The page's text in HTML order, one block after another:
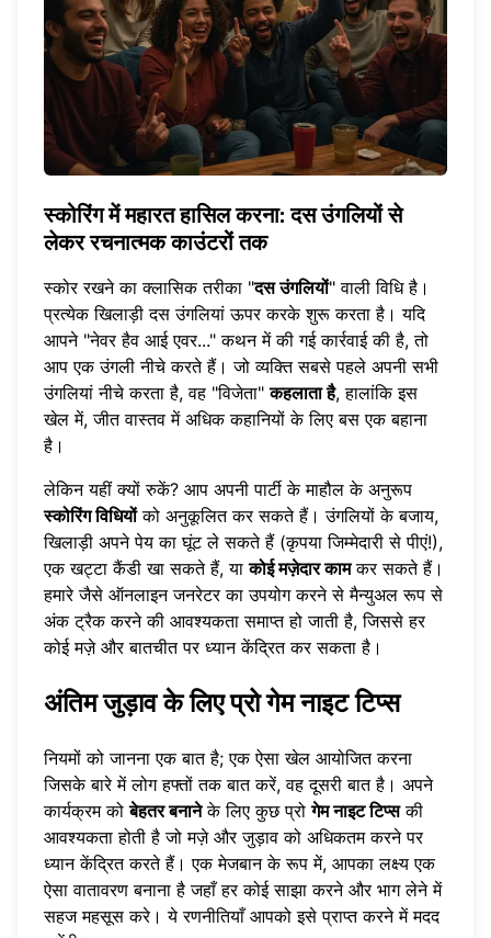
स्कोरिंग में महारत हासिल करना: दस उंगलियों से
लेकर रचनात्मक काउंटरों तक
स्कोर रखने का क्लासिक तरीका "दस उंगलियों" वाली विधि है।
प्रत्येक खिलाड़ी दस उंगलियां ऊपर करके शुरू करता है। यदि
आपने "नेवर हैव आई एवर..." कथन में की गई कार्रवाई की है, तो
आप एक उंगली नीचे करते हैं। जो व्यक्ति सबसे पहले अपनी सभी
उंगलियां नीचे करता है, वह "विजेता"कहलाता है, हालांकि इस
खेल में, जीत वास्तव में अधिक कहानियों के लिए बस एक बहाना
है।
लेकिन यहीं क्यों रुकें? आप अपनी पार्टी के माहौल के अनुरूप
स्कोरिंग विधियोंको अनुकूलित कर सकते हैं। उंगलियों के बजाय,
खिलाड़ी अपने पेय का घूंट ले सकते हैं (कृपया जिम्मेदारी से पीएं!),
एक खट्टा कैंडी खा सकते हैं, याकोई मज़ेदार कामकर सकते हैं।
हमारे जैसे ऑनलाइन जनरेटर का उपयोग करने से मैन्युअल रूप से
अंक ट्रैक करने की आवश्यकता समाप्त हो जाती है, जिससे हर
कोई मज़े और बातचीत पर ध्यान केंद्रित कर सकता है।
अंतिम जुड़ाव के लिए प्रो गेम नाइट टिप्स
नियमों को जानना एक बात है; एक ऐसा खेल आयोजित करना
जिसके बारे में लोग हफ्तों तक बात करें, वह दूसरी बात है। अपने
कार्यक्रम कोबेहतर बनानेके लिए कुछ प्रोगेम नाइट टिप्सकी
आवश्यकता होती है जो मज़े और जुड़ाव को अधिकतम करने पर
ध्यान केंद्रित करते हैं। एक मेजबान के रूप में, आपका लक्ष्य एक
ऐसा वातावरण बनाना है जहाँ हर कोई साझा करने और भाग लेने में
सहज महसूस करे। ये रणनीतियाँ आपको इसे प्राप्त करने में मदद